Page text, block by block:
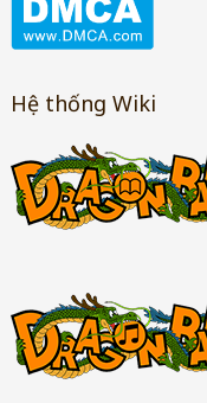
Hệ thống Wiki